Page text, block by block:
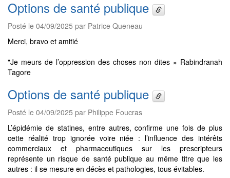
Options de santé publique
Posté le 04/09/2025 par Patrice Queneau
Merci, bravo et amitié
"Je meurs de l’oppression des choses non dites » Rabindranah
Tagore
Options de santé publique
Posté le 04/09/2025 par Philippe Foucras
L’épidémie de statines, entre autres, confirme une fois de plus
cette réalité trop ignorée voire niée : l’influence des intérêts
commerciaux et pharmaceutiques sur les prescripteurs
représente un risque de santé publique au même titre que les
autres : il se mesure en décès et pathologies, tous évitables.